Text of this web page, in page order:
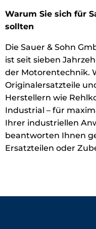
Warum Sie sich für
sollten
Die Sauer & Sohn
ist seit sieben
der Motorentechnik.
Originalersatzteile
Herstellern wie
Industrial – für
Ihrer industriellen
beantworten Ihnen
Ersatzteilen oder